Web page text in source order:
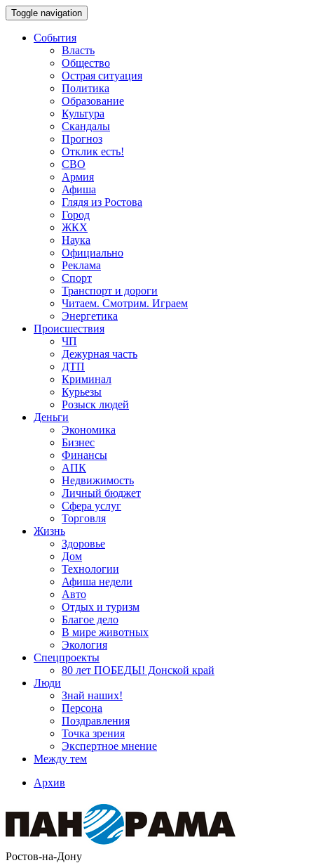
Toggle navigation
События
Власть
Общество
Острая ситуация
Политика
Образование
Культура
Скандалы
Прогноз
Отклик есть!
СВО
Армия
Афиша
Глядя из Ростова
Город
ЖКХ
Наука
Официально
Реклама
Спорт
Транспорт и дороги
Читаем. Смотрим. Играем
Энергетика
Происшествия
ЧП
Дежурная часть
ДТП
Криминал
Курьезы
Розыск людей
Деньги
Экономика
Бизнес
Финансы
АПК
Недвижимость
Личный бюджет
Сфера услуг
Торговля
Жизнь
Здоровье
Дом
Технологии
Афиша недели
Авто
Отдых и туризм
Благое дело
В мире животных
Экология
Спецпроекты
80 лет ПОБЕДЫ! Донской край
Люди
Знай наших!
Персона
Поздравления
Точка зрения
Экспертное мнение
Между тем
Архив
Ростов-на-Дону